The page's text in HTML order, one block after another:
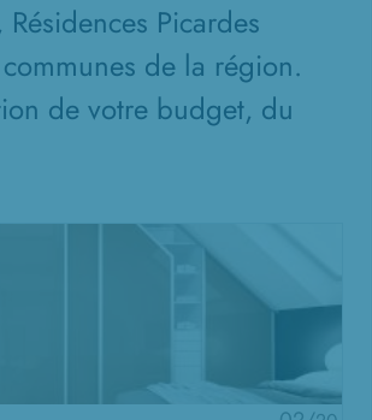
Picardes
de la région.
de votre budget, du